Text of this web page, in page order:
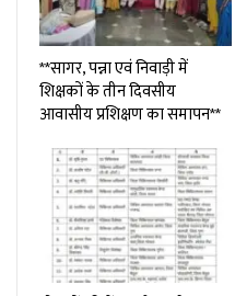
**सागर, पन्ना एवं निवाड़ी में
शिक्षकों के तीन दिवसीय
आवासीय प्रशिक्षण का समापन**